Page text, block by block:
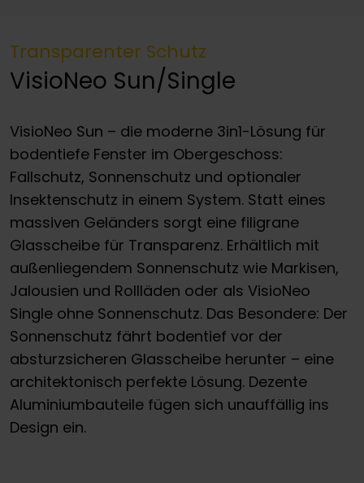
Transparenter Schutz
VisioNeo Sun/Single
VisioNeo Sun – die moderne 3in1-Lösung für
bodentiefe Fenster im Obergeschoss:
Fallschutz, Sonnenschutz und optionaler
Insektenschutz in einem System. Statt eines
massiven Geländers sorgt eine filigrane
Glasscheibe für Transparenz. Erhältlich mit
außenliegendem Sonnenschutz wie Markisen,
Jalousien und Rollläden oder als VisioNeo
Single ohne Sonnenschutz. Das Besondere: Der
Sonnenschutz fährt bodentief vor der
absturzsicheren Glasscheibe herunter – eine
architektonisch perfekte Lösung. Dezente
Aluminiumbauteile fügen sich unauffällig ins
Design ein.